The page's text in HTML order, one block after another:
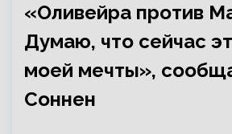
«Оливейра против
Думаю, что сейчас
моей мечты»,
Соннен